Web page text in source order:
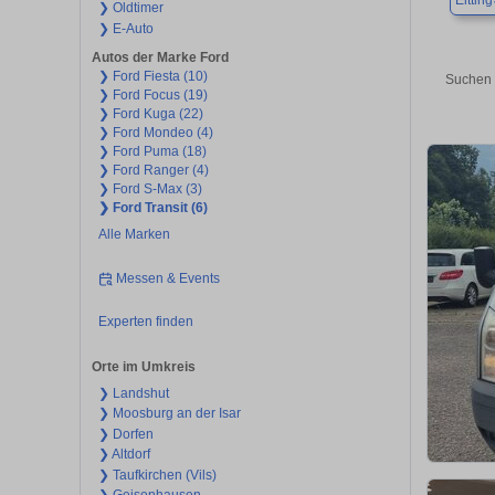
❯ Oldtimer
❯ E-Auto
Autos der Marke Ford
❯ Ford Fiesta (10)
❯ Ford Focus (19)
❯ Ford Kuga (22)
❯ Ford Mondeo (4)
❯ Ford Puma (18)
❯ Ford Ranger (4)
❯ Ford S-Max (3)
❯ Ford Transit (6)
Alle Marken
Messen & Events
Experten finden
Orte im Umkreis
❯ Landshut
❯ Moosburg an der Isar
❯ Dorfen
❯ Altdorf
❯ Taufkirchen (Vils)